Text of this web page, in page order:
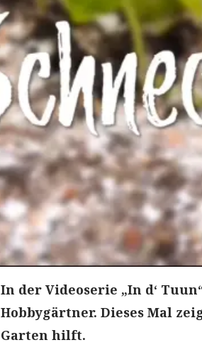
In der Videoserie „In d‘
Hobbygärtner. Dieses Mal
Garten hilft.